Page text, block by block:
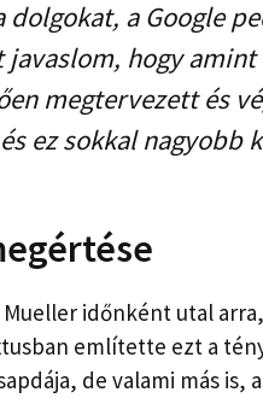
a Google
hogy
megtervezett és
ez sokkal nagyobb
időnként utal
említette ezt a
de valami más is,